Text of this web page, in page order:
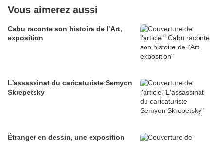
Vous aimerez aussi
Cabu raconte son histoire de l’Art,
exposition
L'assassinat du caricaturiste Semyon
Skrepetsky
Étranger en dessin, une exposition